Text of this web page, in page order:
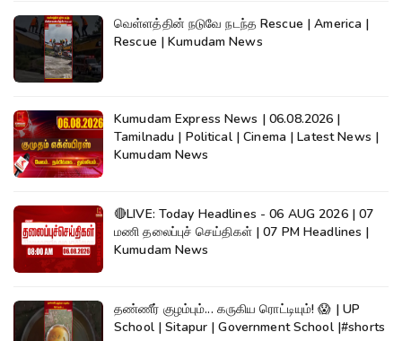
வெள்ளத்தின் நடுவே நடந்த Rescue | America |
Rescue | Kumudam News
Kumudam Express News | 06.08.2026 |
Tamilnadu | Political | Cinema | Latest News |
Kumudam News
🔴LIVE: Today Headlines - 06 AUG 2026 | 07
மணி தலைப்புச் செய்திகள் | 07 PM Headlines |
Kumudam News
தண்ணீர் குழம்பும்... கருகிய ரொட்டியும்! 😱 | UP
School | Sitapur | Government School |#shorts